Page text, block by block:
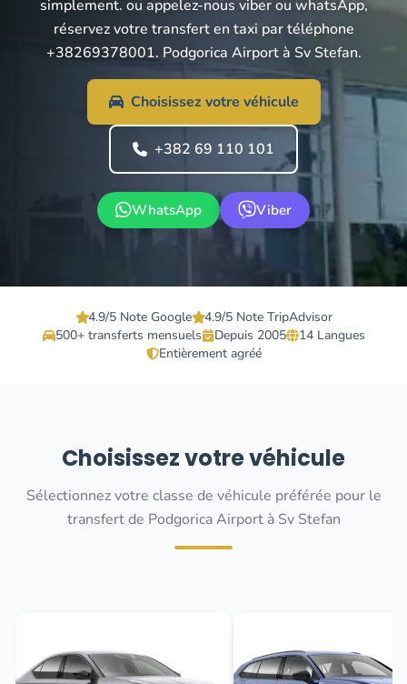
simplement. ou appelez-nous viber ou whatsApp,
réservez votre transfert en taxi par téléphone
+38269378001. Podgorica Airport à Sv Stefan.
Choisissez votre véhicule
+382 69 110 101
WhatsApp Viber
4.9/5 Note Google
4.9/5 Note TripAdvisor
500+ transferts mensuels
Depuis 2005
14 Langues
Entièrement agréé
Choisissez votre véhicule
Sélectionnez votre classe de véhicule préférée pour le
transfert de Podgorica Airport à Sv Stefan